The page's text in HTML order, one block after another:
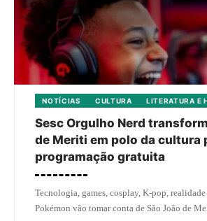
NOTÍCIAS CULTURA LITERATURA E
Sesc Orgulho Nerd
de Meriti em polo da cultura
programação gratuita
Tecnologia, games, cosplay, K-pop,
Pokémon vão tomar conta de São João de